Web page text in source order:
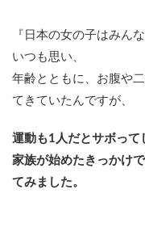
『日本の女の子はみん
いつも思い、
年齢とともに、お腹や
てきていたんですが、
運動も1人だとサボって
家族が始めたきっかけ
てみました。